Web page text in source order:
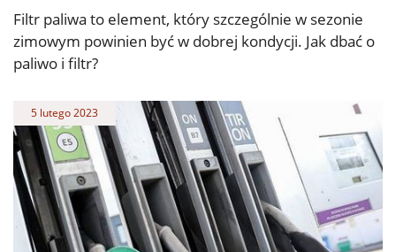
Filtr paliwa to element, który szczególnie w sezonie
zimowym powinien być w dobrej kondycji. Jak dbać o
paliwo i filtr?
5 lutego 2023